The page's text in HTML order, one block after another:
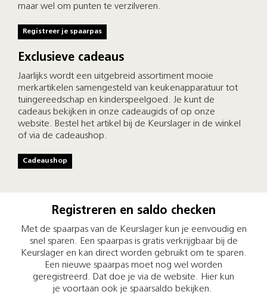
maar wel om punten te verzilveren.
Registreer je spaarpas
Exclusieve cadeaus
Jaarlijks wordt een uitgebreid assortiment mooie
merkartikelen samengesteld van keukenapparatuur tot
tuingereedschap en kinderspeelgoed. Je kunt de
cadeaus bekijken in onze cadeaugids of op onze
website. Bestel het artikel bij de Keurslager in de winkel
of via de cadeaushop.
Cadeaushop
Registreren en saldo checken
Met de spaarpas van de Keurslager kun je eenvoudig en
snel sparen. Een spaarpas is gratis verkrijgbaar bij de
Keurslager en kan direct worden gebruikt om te sparen.
Een nieuwe spaarpas moet nog wel worden
geregistreerd. Dat doe je via de website. Hier kun
je voortaan ook je spaarsaldo bekijken.